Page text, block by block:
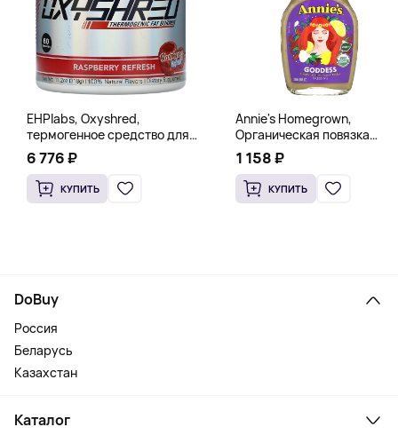
EHPlabs, Oxyshred,
термогенное средство для
сжигания жира, малиновое
освежение, 318 г (11,2 унции)
6 776 ₽
КУПИТЬ
Annie's Homegrown,
Органическая повязка
«Богиня», 236 мл (8 жидк.
унц.)
1 158 ₽
КУПИТЬ
DoBuy
Россия
Беларусь
Казахстан
Каталог